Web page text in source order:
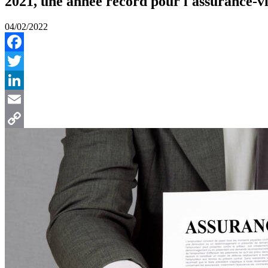
04/02/2022
Facebook
Twitter
LinkedIn
Email